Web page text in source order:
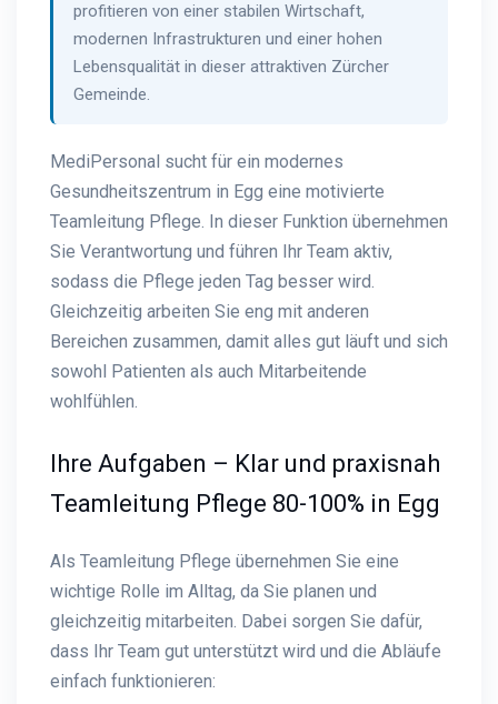
profitieren von einer stabilen Wirtschaft,
modernen Infrastrukturen und einer hohen
Lebensqualität in dieser attraktiven Zürcher
Gemeinde.
MediPersonal sucht für ein modernes
Gesundheitszentrum in Egg eine motivierte
Teamleitung Pflege. In dieser Funktion übernehmen
Sie Verantwortung und führen Ihr Team aktiv,
sodass die Pflege jeden Tag besser wird.
Gleichzeitig arbeiten Sie eng mit anderen
Bereichen zusammen, damit alles gut läuft und sich
sowohl Patienten als auch Mitarbeitende
wohlfühlen.
Ihre Aufgaben – Klar und praxisnah
Teamleitung Pflege 80-100% in Egg
Als Teamleitung Pflege übernehmen Sie eine
wichtige Rolle im Alltag, da Sie planen und
gleichzeitig mitarbeiten. Dabei sorgen Sie dafür,
dass Ihr Team gut unterstützt wird und die Abläufe
einfach funktionieren: